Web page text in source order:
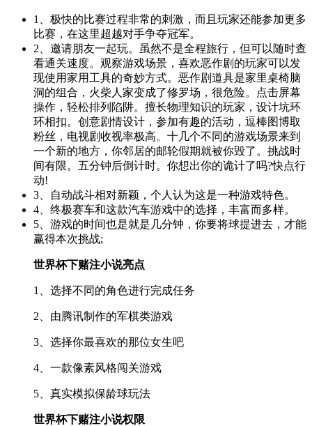
1、极快的比赛过程非常的刺激，而且玩家还能参加更多
比赛，在这里超越对手争夺冠军。
2、邀请朋友一起玩。虽然不是全程旅行，但可以随时查
看通关速度。观察游戏场景，喜欢恶作剧的玩家可以发
现使用家用工具的奇妙方式。恶作剧道具是家里桌椅脑
洞的组合，火柴人家变成了修罗场，很危险。点击屏幕
操作，轻松排列陷阱。擅长物理知识的玩家，设计坑环
环相扣。创意剧情设计，参加有趣的活动，逗棒图博取
粉丝，电视剧收视率极高。十几个不同的游戏场景来到
一个新的地方，你邻居的邮轮假期就被你毁了。挑战时
间有限。五分钟后倒计时。你想出你的诡计了吗?快点行
动!
3、自动战斗相对新颖，个人认为这是一种游戏特色。
4、终极赛车和这款汽车游戏中的选择，丰富而多样。
5、游戏的时间也是就是几分钟，你要将球提进去，才能
赢得本次挑战;
世界杯下赌注小说亮点
1、选择不同的角色进行完成任务
2、由腾讯制作的军棋类游戏
3、选择你最喜欢的那位女生吧
4、一款像素风格闯关游戏
5、真实模拟保龄球玩法
世界杯下赌注小说权限